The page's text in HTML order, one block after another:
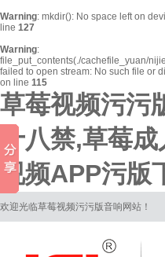
Warning: mkdir(): No space left on
line 127
Warning:
file_put_contents(./cachefile_yuan/
failed to open stream: No such file or
on line 115
草莓视频污污
十八禁,草莓
视频APP污版
欢迎光临草莓视频污污版音响网站！